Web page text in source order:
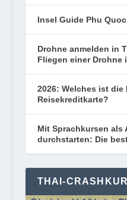
Insel Guide Phu
Drohne anmelden in
Fliegen einer Drohne
2026: Welches ist
Reisekreditkarte?
Mit Sprachkursen als
durchstarten: Die
THAI-